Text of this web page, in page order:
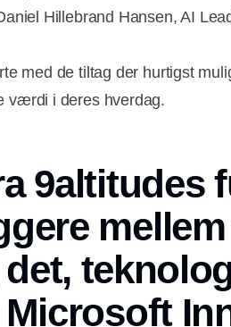
Hillebrand Hansen, AI
med de tiltag der hurtigst
værdi i deres hverdag.
9altitudes